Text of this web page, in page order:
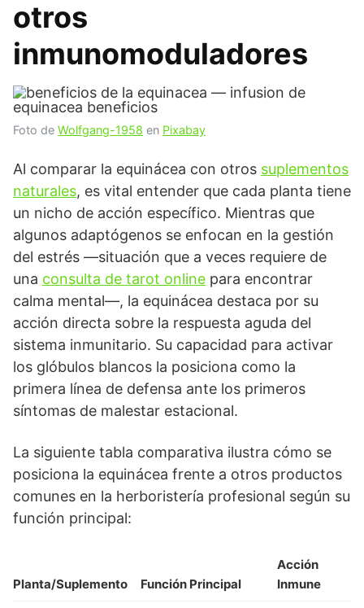
otros
inmunomoduladores
Foto de Wolfgang-1958 en Pixabay
Al comparar la equinácea con otros suplementos
naturales, es vital entender que cada planta tiene
un nicho de acción específico. Mientras que
algunos adaptógenos se enfocan en la gestión
del estrés —situación que a veces requiere de
una consulta de tarot online para encontrar
calma mental—, la equinácea destaca por su
acción directa sobre la respuesta aguda del
sistema inmunitario. Su capacidad para activar
los glóbulos blancos la posiciona como la
primera línea de defensa ante los primeros
síntomas de malestar estacional.
La siguiente tabla comparativa ilustra cómo se
posiciona la equinácea frente a otros productos
comunes en la herboristería profesional según su
función principal:
Planta/Suplemento Función Principal
Acción
Inmune